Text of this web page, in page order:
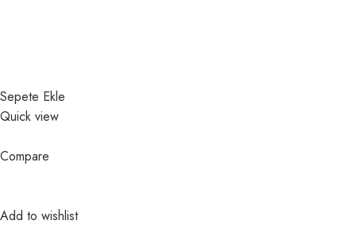
Sepete Ekle
Quick view
Compare
Add to wishlist